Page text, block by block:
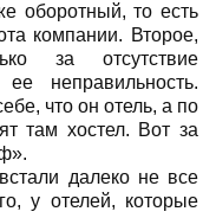
оборотный, то есть
компании. Второе,
за отсутствие
неправильность.
что он отель, а по
там хостел. Вот за
далеко не все
у отелей, которые